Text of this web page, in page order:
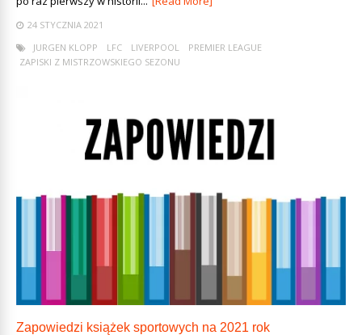
24 STYCZNIA 2021
JURGEN KLOPP
LFC LIVERPOOL
PREMIER LEAGUE
ZAPISKI Z MISTRZOWSKIEGO SEZONU
Zapowiedzi książek sportowych na 2021 rok